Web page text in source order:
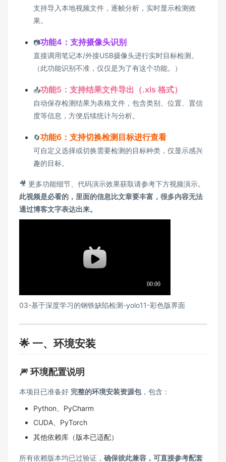
支持导入本地视频文件，逐帧分析，实时显示检测效
果。
📷功能4：支持摄像头识别
直接调用笔记本/外接USB摄像头进行实时目标检测。
（此功能识别不准，仅仅是为了有这个功能。）
📤功能5：支持结果文件导出（.xls 格式）
自动保存检测结果为表格文件，包含类别、位置、置信
度等信息，方便后续统计与分析。
🔄功能6：支持切换检测目标进行查看
可自定义选择或切换需要检测的目标种类，仅显示感兴
趣的目标。
🎥 更多功能细节、代码演示效果获取请参考下方视频演示。
此视频是必看的，里面的信息比文章要丰富，很多内容无法
通过博客文字表达出来。
03-基于深度学习的钢铁缺陷检测-yolo11-彩色版界面
🌟 一、环境安装
🎆 环境配置说明
本项目已准备好 完整的环境安装资源包，包含：
Python、PyCharm
CUDA、PyTorch
其他依赖库（版本已适配）
所有依赖版本均已过验证， 确保彼此兼容，可直接参考配套